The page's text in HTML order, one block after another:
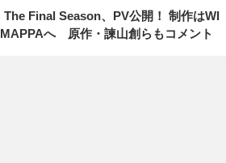
The Final Season、PV公開！ 制作はWI
へ 原作・諫山創らもコメント